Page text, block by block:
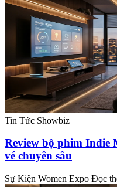
Tin Tức Showbiz
Review bộ phim Indie
vé chuyên sâu
Sự Kiện Women Expo Đọc